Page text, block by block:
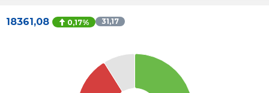
18361,08 0,17% 31,17